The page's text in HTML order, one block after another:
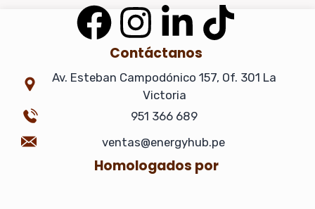
Homologados por
Contáctanos
Av. Esteban Campodónico 157, Of. 301 La
Victoria
951 366 689
ventas@energyhub.pe
F
a
c
b
I
n
s
t
a
L
i
n
k
e
T
k
o